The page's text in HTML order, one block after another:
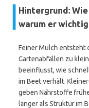
Hintergrund:
warum er
Feiner Mulch entsteht
Gartenabfällen zu
beeinflusst, wie
im Beet verhält.
geben Nährstoffe
länger als Struktur im